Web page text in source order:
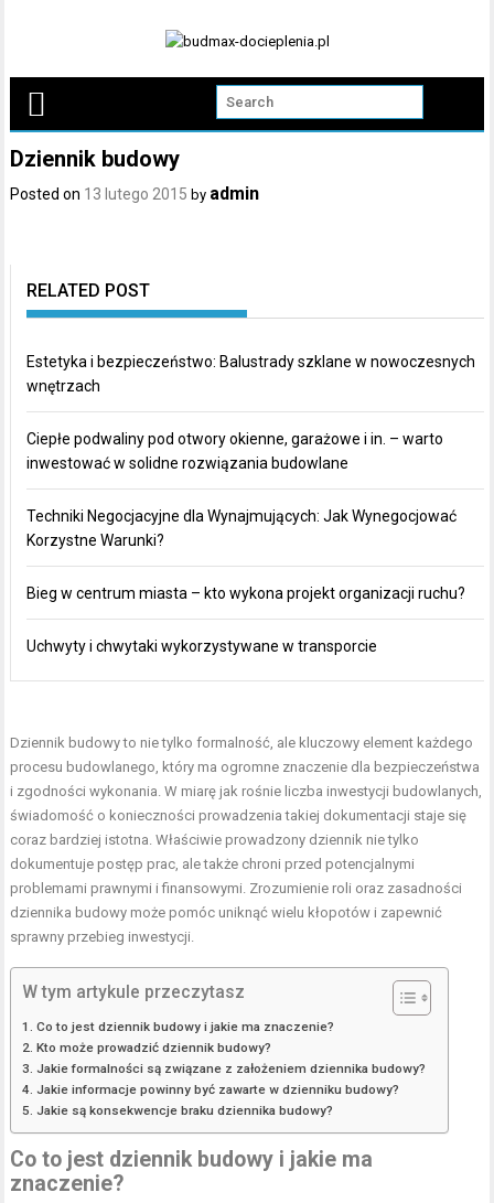
Dziennik budowy
Posted on 13 lutego 2015 by admin
RELATED POST
Estetyka i bezpieczeństwo: Balustrady szklane w nowoczesnych
wnętrzach
Ciepłe podwaliny pod otwory okienne, garażowe i in. – warto
inwestować w solidne rozwiązania budowlane
Techniki Negocjacyjne dla Wynajmujących: Jak Wynegocjować
Korzystne Warunki?
Bieg w centrum miasta – kto wykona projekt organizacji ruchu?
Uchwyty i chwytaki wykorzystywane w transporcie
Dziennik budowy to nie tylko formalność, ale kluczowy element każdego
procesu budowlanego, który ma ogromne znaczenie dla bezpieczeństwa
i zgodności wykonania. W miarę jak rośnie liczba inwestycji budowlanych,
świadomość o konieczności prowadzenia takiej dokumentacji staje się
coraz bardziej istotna. Właściwie prowadzony dziennik nie tylko
dokumentuje postęp prac, ale także chroni przed potencjalnymi
problemami prawnymi i finansowymi. Zrozumienie roli oraz zasadności
dziennika budowy może pomóc uniknąć wielu kłopotów i zapewnić
sprawny przebieg inwestycji.
W tym artykule przeczytasz
Co to jest dziennik budowy i jakie ma znaczenie?
Kto może prowadzić dziennik budowy?
Jakie formalności są związane z założeniem dziennika budowy?
Jakie informacje powinny być zawarte w dzienniku budowy?
Jakie są konsekwencje braku dziennika budowy?
Co to jest dziennik budowy i jakie ma
znaczenie?